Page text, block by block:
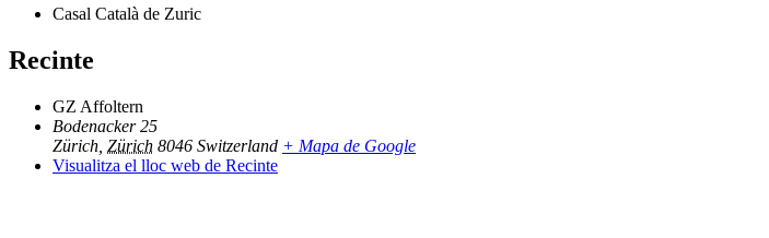
Casal Català de Zuric
Recinte
GZ Affoltern
Bodenacker 25
Zürich Zürich 8046 Switzerland + Mapa de Google
Visualitza el lloc web de Recinte